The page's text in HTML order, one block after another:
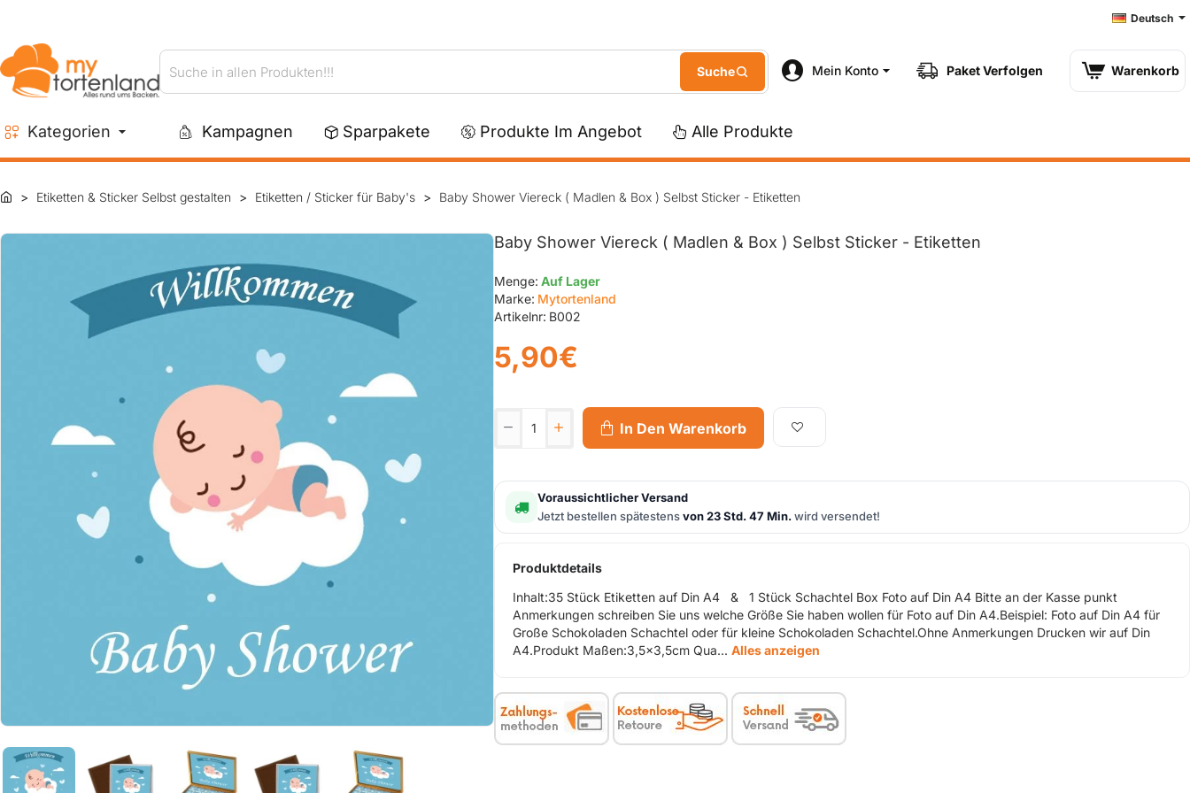
Deutsch
Suche
in
Produkten!!!
Mein Konto Paket Verfolgen Warenkorb
Kategorien Kampagnen Sparpakete Produkte Im Angebot Alle Produkte
Etiketten & Sticker Selbst gestalten Etiketten / Sticker für Baby's Baby Shower Viereck ( Madlen & Box ) Selbst Sticker - Etiketten
Baby Shower Viereck ( Madlen & Box ) Selbst Sticker - Etiketten
Menge: Auf Lager
Marke: Mytortenland
Artikelnr: B002
5,90€
In Den Warenkorb
Voraussichtlicher Versand
Jetzt bestellen spätestensvon 23 Std. 47 Min.wird versendet!
Produktdetails
Inhalt:35 Stück Etiketten auf Din A4 & 1 Stück Schachtel Box Foto auf Din A4 Bitte an der Kasse punkt
Anmerkungen schreiben Sie uns welche Größe Sie haben wollen für Foto auf Din A4.Beispiel: Foto auf Din A4 für
Große Schokoladen Schachtel oder für kleine Schokoladen Schachtel.Ohne Anmerkungen Drucken wir auf Din
A4.Produkt Maßen:3,5x3,5cm Qua... Alles anzeigen